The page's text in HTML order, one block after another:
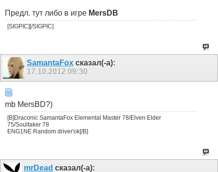
Предл. тут либо в игре MersDB
[SIGPIC][/SIGPIC]
SamantaFox сказал(-а):
17.10.2012 09:30
mb MersBD?)
[B]Draconic SamantaFox Elemental Master 78/Elven Elder
75/Soultaker 78
ENG1NE Random driver'ok[/B]
mrDead сказал(-а):